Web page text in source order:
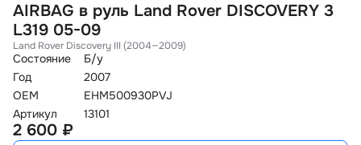
AIRBAG в руль Land Rover DISCOVERY 3
L319 05-09
Land Rover Discovery III (2004—2009)
Состояние
Б/у
Год
2007
OEM
EHM500930PVJ
Артикул
13101
2 600 ₽